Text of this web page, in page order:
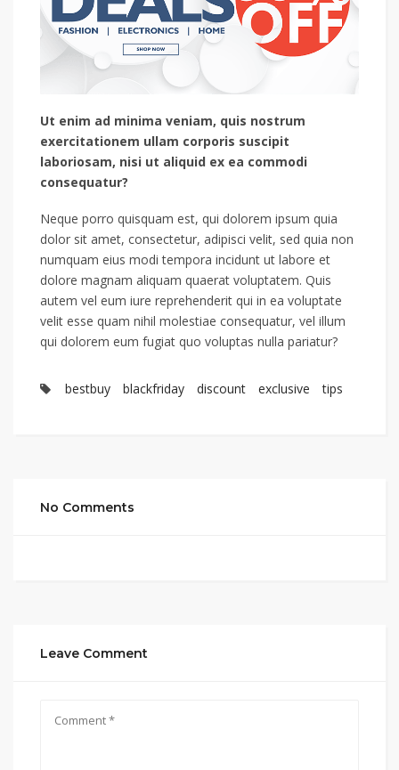
Ut enim ad minima veniam, quis nostrum
exercitationem ullam corporis suscipit
laboriosam, nisi ut aliquid ex ea commodi
consequatur?
Neque porro quisquam est, qui dolorem ipsum quia
dolor sit amet, consectetur, adipisci velit, sed quia non
numquam eius modi tempora incidunt ut labore et
dolore magnam aliquam quaerat voluptatem. Quis
autem vel eum iure reprehenderit qui in ea voluptate
velit esse quam nihil molestiae consequatur, vel illum
qui dolorem eum fugiat quo voluptas nulla pariatur?
bestbuy blackfriday discount exclusive tips
No Comments
Leave Comment